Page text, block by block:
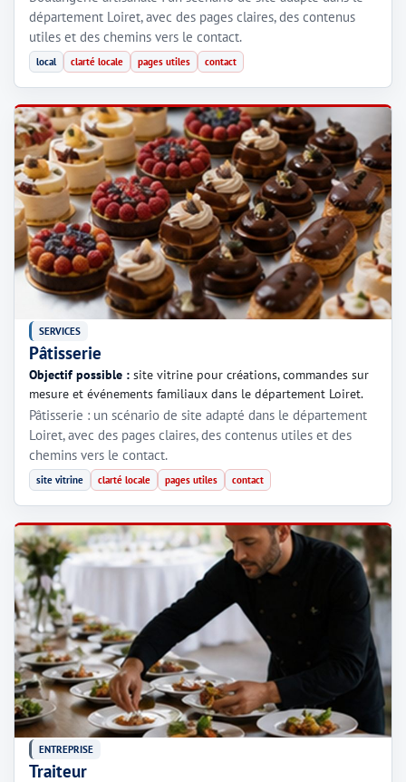
département Loiret, avec des pages claires, des contenus
utiles et des chemins vers le contact.
local clarté locale pages utiles contact
SERVICES
Pâtisserie
Objectif possible : site vitrine pour créations, commandes sur
mesure et événements familiaux dans le département Loiret.
Pâtisserie : un scénario de site adapté dans le département
Loiret, avec des pages claires, des contenus utiles et des
chemins vers le contact.
site vitrine clarté locale pages utiles contact
ENTREPRISE
Traiteur